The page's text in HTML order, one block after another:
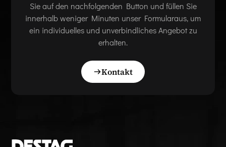
Sie auf den nachfolgenden Button und füllen Sie
innerhalb weniger Minuten unser Formularaus, um
ein individuelles und unverbindliches Angebot zu
erhalten.
Kontakt